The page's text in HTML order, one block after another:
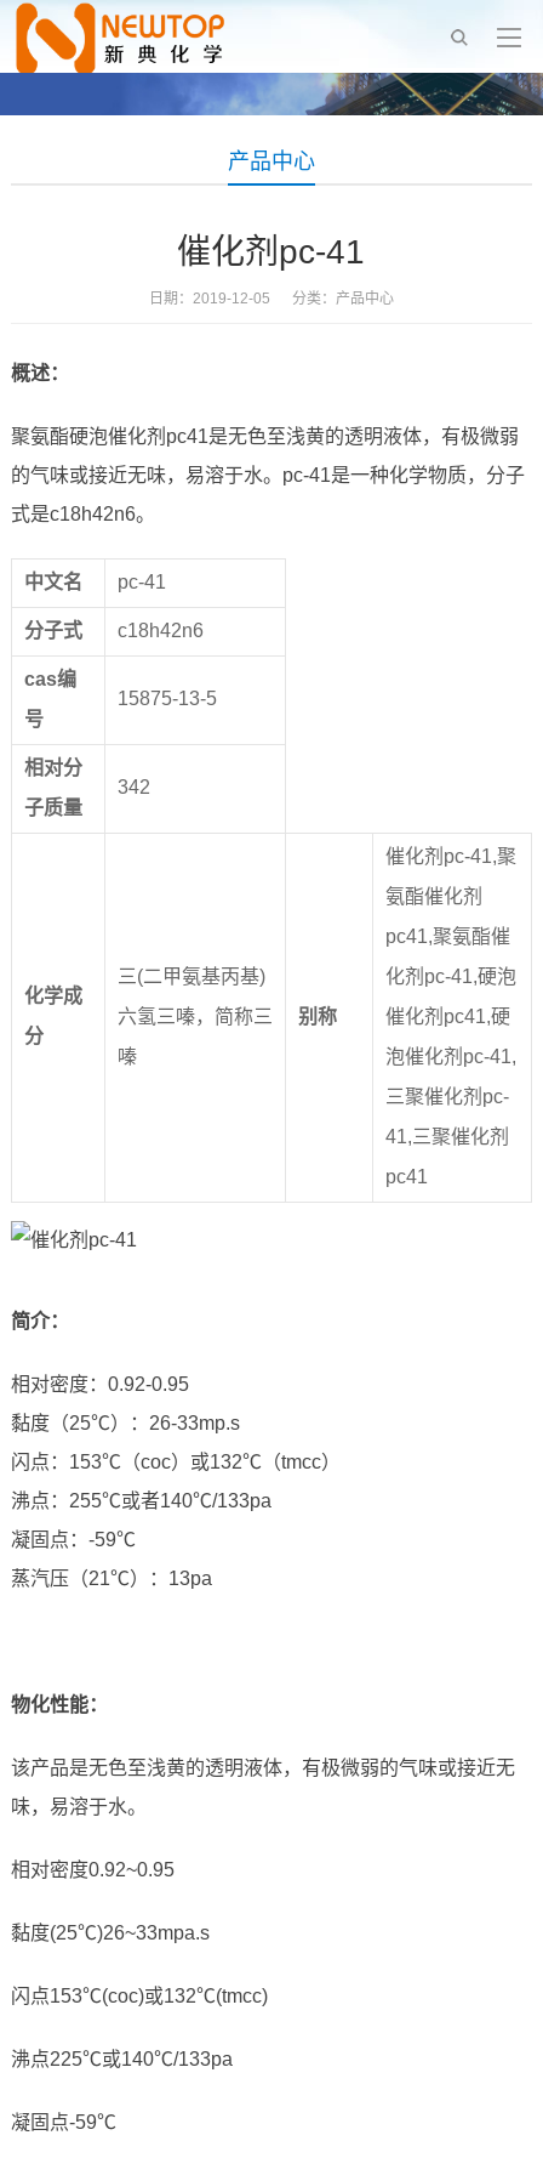
产品中心
催化剂pc-41
日期：2019-12-05 分类： 产品中心
概述：
聚氨酯硬泡催化剂pc41是无色至浅黄的透明液体，有极微弱
的气味或接近无味，易溶于水。pc-41是一种化学物质，分子
式是c18h42n6。
中文名 pc-41
分子式 c18h42n6
cas编
号
15875-13-5
相对分
子质量
342
化学成
分
三(二甲氨基丙基)
六氢三嗪，简称三
嗪
别称
催化剂pc-41,聚
氨酯催化剂
pc41,聚氨酯催
化剂pc-41,硬泡
催化剂pc41,硬
泡催化剂pc-41,
三聚催化剂pc-
41,三聚催化剂
pc41
简介：
相对密度：0.92-0.95
黏度（25℃）：26-33mp.s
闪点：153℃（coc）或132℃（tmcc）
沸点：255℃或者140℃/133pa
凝固点：-59℃
蒸汽压（21℃）：13pa
物化性能：
该产品是无色至浅黄的透明液体，有极微弱的气味或接近无
味，易溶于水。
相对密度0.92~0.95
黏度(25℃)26~33mpa.s
闪点153℃(coc)或132℃(tmcc)
沸点225℃或140℃/133pa
凝固点-59℃